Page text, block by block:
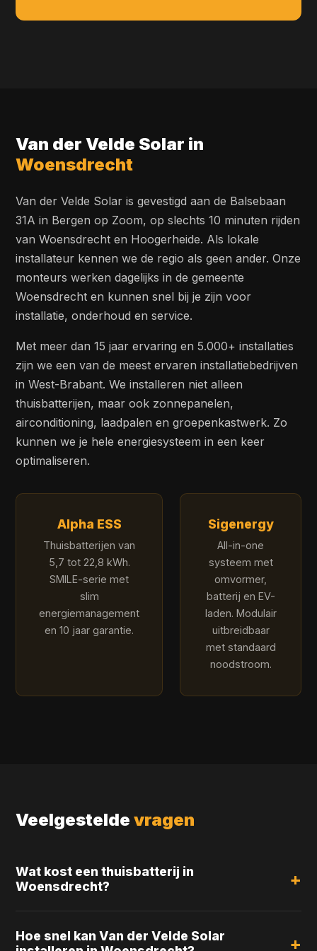
Van der Velde Solar in
Woensdrecht
Van der Velde Solar is gevestigd aan de Balsebaan
31A in Bergen op Zoom, op slechts 10 minuten rijden
van Woensdrecht en Hoogerheide. Als lokale
installateur kennen we de regio als geen ander. Onze
monteurs werken dagelijks in de gemeente
Woensdrecht en kunnen snel bij je zijn voor
installatie, onderhoud en service.
Met meer dan 15 jaar ervaring en 5.000+ installaties
zijn we een van de meest ervaren installatiebedrijven
in West-Brabant. We installeren niet alleen
thuisbatterijen, maar ook zonnepanelen,
airconditioning, laadpalen en groepenkastwerk. Zo
kunnen we je hele energiesysteem in een keer
optimaliseren.
Alpha ESS
Thuisbatterijen van
5,7 tot 22,8 kWh.
SMILE-serie met
slim
energiemanagement
en 10 jaar garantie.
Sigenergy
All-in-one
systeem met
omvormer,
batterij en EV-
laden. Modulair
uitbreidbaar
met standaard
noodstroom.
Veelgesteldevragen
Wat kost een thuisbatterij in
Woensdrecht?
maken graag een offerte op maat voor jouw situatie.
Hoe snel kan Van der Velde Solar